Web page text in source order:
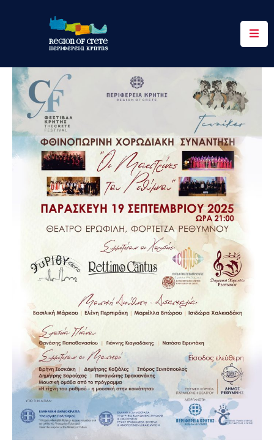
Περιφέρεια
Ενημέρωση
Έργα
Δράσεις
Ψηφιακές
Υπηρεσίες
Επικοινωνία